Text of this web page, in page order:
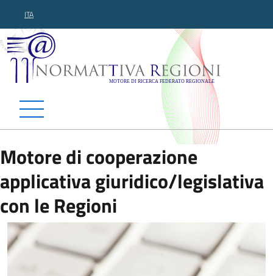
ITA
Normattiva Regioni -
Motore di cooperazione
applicativa giuridico/legislativa
con le Regioni